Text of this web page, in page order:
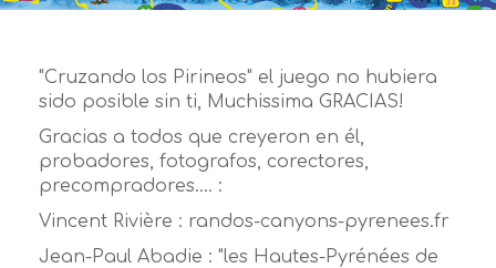
"Cruzando los Pirineos" el juego no hubiera
sido posible sin ti, Muchissima GRACIAS!
Gracias a todos que creyeron en él,
probadores, fotografos, corectores,
precompradores.... :
Vincent Rivière : randos-canyons-pyrenees.fr
Jean-Paul Abadie : "les Hautes-Pyrénées de